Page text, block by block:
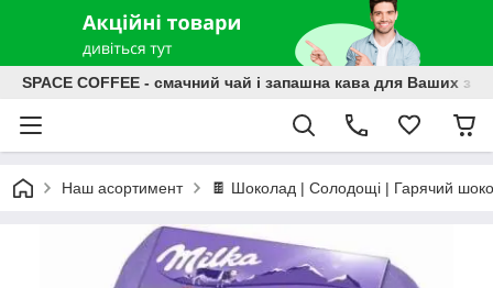
SPACE COFFEE - смачний чай і запашна кава для Ваших
Наш асортимент 🍫 Шоколад | Солодощі | Гарячий